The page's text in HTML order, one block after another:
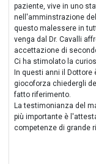
paziente, vive in uno
nell'amminstrazione
questo malessere in
venga dal Dr. Cavalli
accettazione di
Ci ha stimolato la
In questi anni il Dottore
giocoforza chiedergli
fatto riferimento.
La testimonianza del
più importante è
competenze di grande